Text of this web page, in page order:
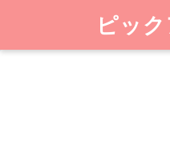
ピッ